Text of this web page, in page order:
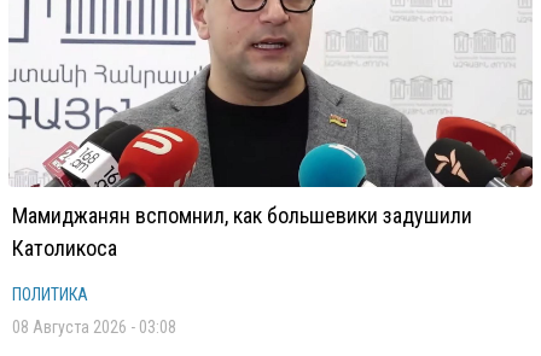
Мамиджанян вспомнил, как большевики задушили
Католикоса
ПОЛИТИКА
08 Августа 2026 - 03:08